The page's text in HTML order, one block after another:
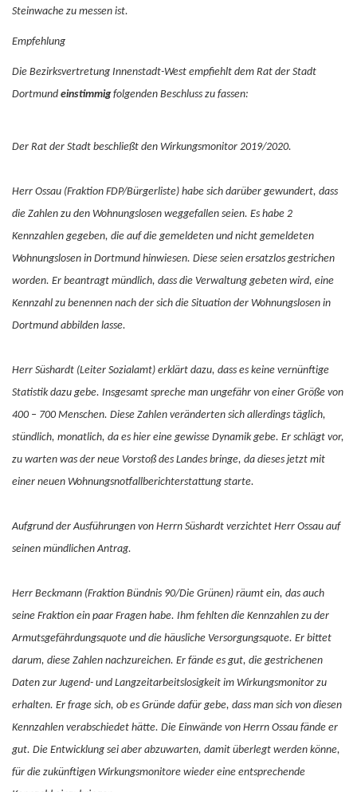
Steinwache zu messen ist.
Empfehlung
Die Bezirksvertretung Innenstadt-West empfiehlt dem Rat der Stadt
Dortmund einstimmigfolgenden Beschluss zu fassen:
Der Rat der Stadt beschließt den Wirkungsmonitor 2019/2020.
Herr Ossau (Fraktion FDP/Bürgerliste) habe sich darüber gewundert, dass
die Zahlen zu den Wohnungslosen weggefallen seien. Es habe 2
Kennzahlen gegeben, die auf die gemeldeten und nicht gemeldeten
Wohnungslosen in Dortmund hinwiesen. Diese seien ersatzlos gestrichen
worden. Er beantragt mündlich, dass die Verwaltung gebeten wird, eine
Kennzahl zu benennen nach der sich die Situation der Wohnungslosen in
Dortmund abbilden lasse.
Herr Süshardt (Leiter Sozialamt) erklärt dazu, dass es keine vernünftige
Statistik dazu gebe. Insgesamt spreche man ungefähr von einer Größe von
400 – 700 Menschen. Diese Zahlen veränderten sich allerdings täglich,
stündlich, monatlich, da es hier eine gewisse Dynamik gebe. Er schlägt vor,
zu warten was der neue Vorstoß des Landes bringe, da dieses jetzt mit
einer neuen Wohnungsnotfallberichterstattung starte.
Aufgrund der Ausführungen von Herrn Süshardt verzichtet Herr Ossau auf
seinen mündlichen Antrag.
Herr Beckmann (Fraktion Bündnis 90/Die Grünen) räumt ein, das auch
seine Fraktion ein paar Fragen habe. Ihm fehlten die Kennzahlen zu der
Armutsgefährdungsquote und die häusliche Versorgungsquote. Er bittet
darum, diese Zahlen nachzureichen. Er fände es gut, die gestrichenen
Daten zur Jugend- und Langzeitarbeitslosigkeit im Wirkungsmonitor zu
erhalten. Er frage sich, ob es Gründe dafür gebe, dass man sich von diesen
Kennzahlen verabschiedet hätte. Die Einwände von Herrn Ossau fände er
gut. Die Entwicklung sei aber abzuwarten, damit überlegt werden könne,
für die zukünftigen Wirkungsmonitore wieder eine entsprechende